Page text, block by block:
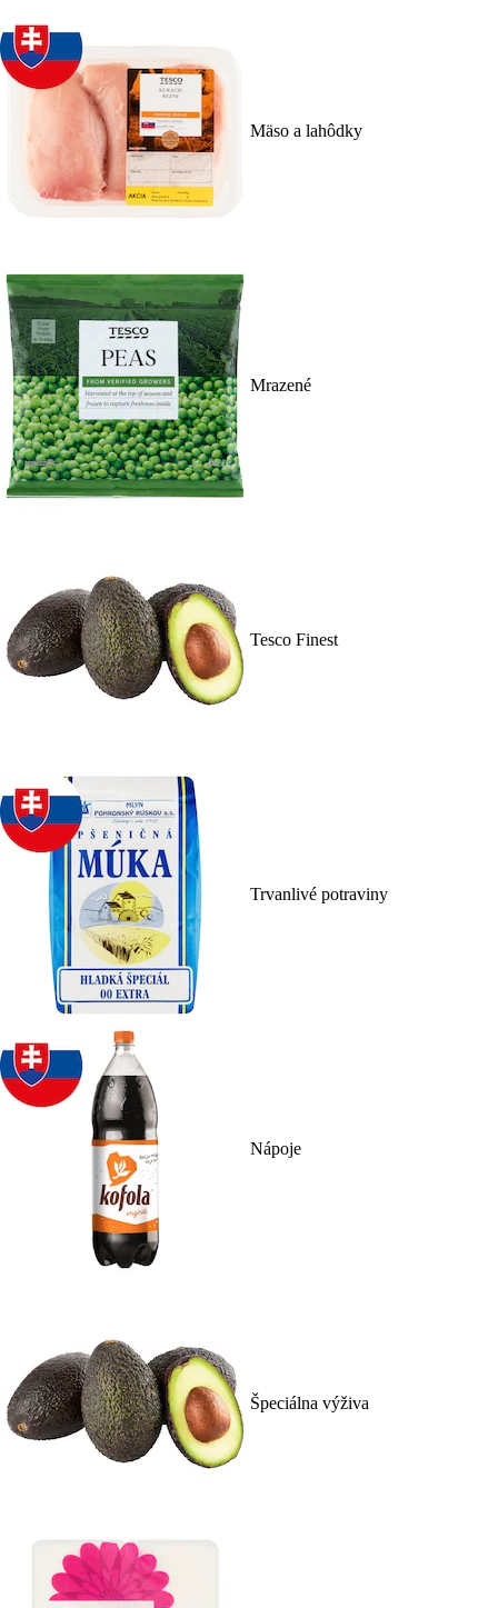
Mäso a lahôdky
Mrazené
Tesco Finest
Trvanlivé potraviny
Nápoje
Špeciálna výživa